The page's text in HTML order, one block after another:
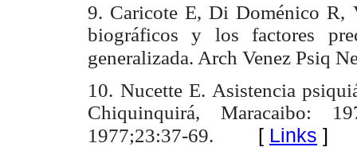
9. Caricote E, Di Doménico R,
biográficos y los factores
generalizada. Arch Venez Psiq
10. Nucette E. Asistencia
Chiquinquirá, Maracaibo:
1977;23:37-69. [ Links ]